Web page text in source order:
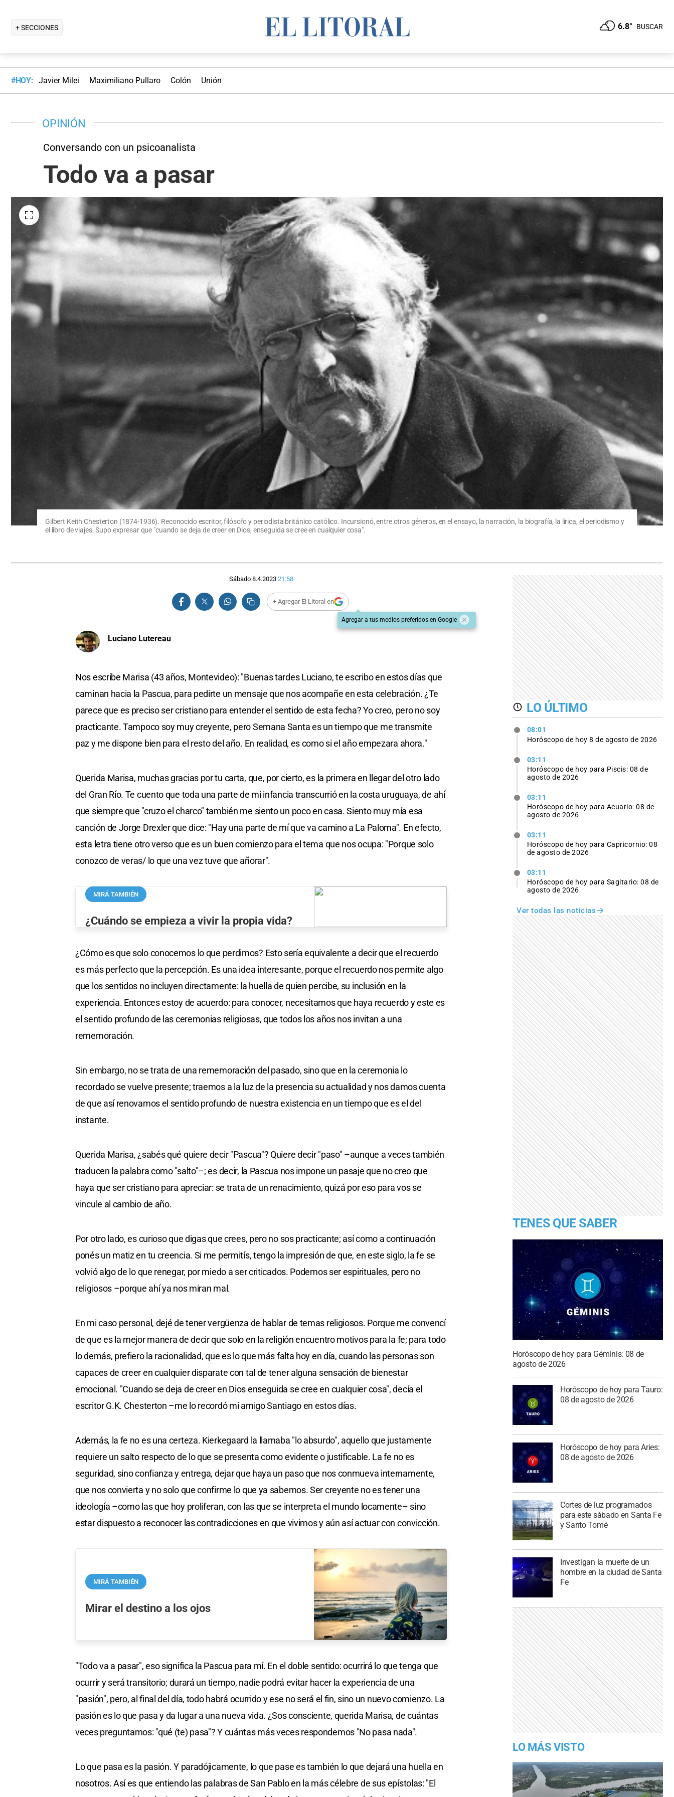
+ SECCIONES 6.8° BUSCAR
#HOY: Javier Milei Maximiliano Pullaro Colón Unión
OPINIÓN
Conversando con un psicoanalista
Todo va a pasar
Gilbert Keith Chesterton (1874-1936). Reconocido escritor, filósofo y periodista británico católico. Incursionó, entre otros géneros, en el ensayo, la narración, la biografía, la lírica, el periodismo y
el libro de viajes. Supo expresar que "cuando se deja de creer en Dios, enseguida se cree en cualquier cosa".
Sábado 8.4.2023 21:58
+ Agregar El Litoral en
Agregar a tus medios preferidos en Google
Luciano Lutereau
Nos escribe Marisa (43 años, Montevideo): "Buenas tardes Luciano, te escribo en estos días que
caminan hacia la Pascua, para pedirte un mensaje que nos acompañe en esta celebración. ¿Te
parece que es preciso ser cristiano para entender el sentido de esta fecha? Yo creo, pero no soy
practicante. Tampoco soy muy creyente, pero Semana Santa es un tiempo que me transmite
paz y me dispone bien para el resto del año. En realidad, es como si el año empezara ahora."
Querida Marisa, muchas gracias por tu carta, que, por cierto, es la primera en llegar del otro lado
del Gran Río. Te cuento que toda una parte de mi infancia transcurrió en la costa uruguaya, de ahí
que siempre que "cruzo el charco" también me siento un poco en casa. Siento muy mía esa
canción de Jorge Drexler que dice: "Hay una parte de mí que va camino a La Paloma". En efecto,
esta letra tiene otro verso que es un buen comienzo para el tema que nos ocupa: "Porque solo
conozco de veras/ lo que una vez tuve que añorar".
MIRÁ TAMBIÉN
¿Cuándo se empieza a vivir la propia vida?
¿Cómo es que solo conocemos lo que perdimos? Esto sería equivalente a decir que el recuerdo
es más perfecto que la percepción. Es una idea interesante, porque el recuerdo nos permite algo
que los sentidos no incluyen directamente: la huella de quien percibe, su inclusión en la
experiencia. Entonces estoy de acuerdo: para conocer, necesitamos que haya recuerdo y este es
el sentido profundo de las ceremonias religiosas, que todos los años nos invitan a una
rememoración.
Sin embargo, no se trata de una rememoración del pasado, sino que en la ceremonia lo
recordado se vuelve presente; traemos a la luz de la presencia su actualidad y nos damos cuenta
de que así renovamos el sentido profundo de nuestra existencia en un tiempo que es el del
instante.
Querida Marisa, ¿sabés qué quiere decir "Pascua"? Quiere decir "paso" –aunque a veces también
traducen la palabra como "salto"–; es decir, la Pascua nos impone un pasaje que no creo que
haya que ser cristiano para apreciar: se trata de un renacimiento, quizá por eso para vos se
vincule al cambio de año.
Por otro lado, es curioso que digas que crees, pero no sos practicante; así como a continuación
ponés un matiz en tu creencia. Si me permitís, tengo la impresión de que, en este siglo, la fe se
volvió algo de lo que renegar, por miedo a ser criticados. Podemos ser espirituales, pero no
religiosos –porque ahí ya nos miran mal.
En mi caso personal, dejé de tener vergüenza de hablar de temas religiosos. Porque me convencí
de que es la mejor manera de decir que solo en la religión encuentro motivos para la fe; para todo
lo demás, prefiero la racionalidad, que es lo que más falta hoy en día, cuando las personas son
capaces de creer en cualquier disparate con tal de tener alguna sensación de bienestar
emocional. "Cuando se deja de creer en Dios enseguida se cree en cualquier cosa", decía el
escritor G.K. Chesterton –me lo recordó mi amigo Santiago en estos días.
Además, la fe no es una certeza. Kierkegaard la llamaba "lo absurdo", aquello que justamente
requiere un salto respecto de lo que se presenta como evidente o justificable. La fe no es
seguridad, sino confianza y entrega, dejar que haya un paso que nos conmueva internamente,
que nos convierta y no solo que confirme lo que ya sabemos. Ser creyente no es tener una
ideología –como las que hoy proliferan, con las que se interpreta el mundo locamente– sino
estar dispuesto a reconocer las contradicciones en que vivimos y aún así actuar con convicción.
MIRÁ TAMBIÉN
Mirar el destino a los ojos
"Todo va a pasar", eso significa la Pascua para mí. En el doble sentido: ocurrirá lo que tenga que
ocurrir y será transitorio; durará un tiempo, nadie podrá evitar hacer la experiencia de una
"pasión", pero, al final del día, todo habrá ocurrido y ese no será el fin, sino un nuevo comienzo. La
pasión es lo que pasa y da lugar a una nueva vida. ¿Sos consciente, querida Marisa, de cuántas
veces preguntamos: "qué (te) pasa"? Y cuántas más veces respondemos "No pasa nada".
Lo que pasa es la pasión. Y paradójicamente, lo que pase es también lo que dejará una huella en
nosotros. Así es que entiendo las palabras de San Pablo en la más célebre de sus epístolas: "El
LO ÚLTIMO
08:01
Horóscopo de hoy 8 de agosto de 2026
03:11
Horóscopo de hoy para Piscis: 08 de
agosto de 2026
03:11
Horóscopo de hoy para Acuario: 08 de
agosto de 2026
03:11
Horóscopo de hoy para Capricornio: 08
de agosto de 2026
03:11
Horóscopo de hoy para Sagitario: 08 de
agosto de 2026
Ver todas las noticias
TENES QUE SABER
Horóscopo de hoy para Géminis: 08 de
agosto de 2026
Horóscopo de hoy para Tauro:
08 de agosto de 2026
Horóscopo de hoy para Aries:
08 de agosto de 2026
Cortes de luz programados
para este sábado en Santa Fe
y Santo Tomé
Investigan la muerte de un
hombre en la ciudad de Santa
Fe
LO MÁS VISTO